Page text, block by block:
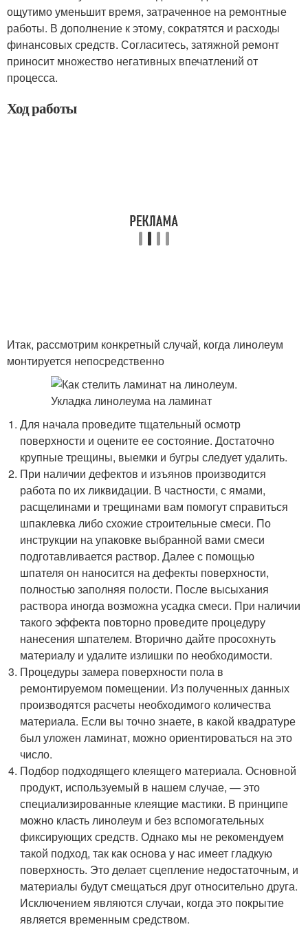
ощутимо уменьшит время, затраченное на ремонтные
работы. В дополнение к этому, сократятся и расходы
финансовых средств. Согласитесь, затяжной ремонт
приносит множество негативных впечатлений от
процесса.
Ход работы
Итак, рассмотрим конкретный случай, когда линолеум
монтируется непосредственно
Для начала проведите тщательный осмотр
поверхности и оцените ее состояние. Достаточно
крупные трещины, выемки и бугры следует удалить.
При наличии дефектов и изъянов производится
работа по их ликвидации. В частности, с ямами,
расщелинами и трещинами вам помогут справиться
шпаклевка либо схожие строительные смеси. По
инструкции на упаковке выбранной вами смеси
подготавливается раствор. Далее с помощью
шпателя он наносится на дефекты поверхности,
полностью заполняя полости. После высыхания
раствора иногда возможна усадка смеси. При наличии
такого эффекта повторно проведите процедуру
нанесения шпателем. Вторично дайте просохнуть
материалу и удалите излишки по необходимости.
Процедуры замера поверхности пола в
ремонтируемом помещении. Из полученных данных
производятся расчеты необходимого количества
материала. Если вы точно знаете, в какой квадратуре
был уложен ламинат, можно ориентироваться на это
число.
Подбор подходящего клеящего материала. Основной
продукт, используемый в нашем случае, — это
специализированные клеящие мастики. В принципе
можно класть линолеум и без вспомогательных
фиксирующих средств. Однако мы не рекомендуем
такой подход, так как основа у нас имеет гладкую
поверхность. Это делает сцепление недостаточным, и
материалы будут смещаться друг относительно друга.
Исключением являются случаи, когда это покрытие
является временным средством.